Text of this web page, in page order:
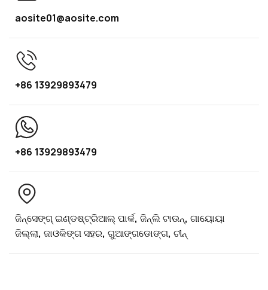
aosite01@aosite.com
+86 13929893479
+86 13929893479
ଜିନ୍ସେଙ୍ଗ୍ ଇଣ୍ଡଷ୍ଟ୍ରିଆଲ୍ ପାର୍କ, ଜିନ୍ଲି ଟାଉନ୍, ଗାୟୋୟା
ଜିଲ୍ଲା, ଜାଓକିଙ୍ଗ ସହର, ଗୁଆଙ୍ଗଡୋଙ୍ଗ, ଚୀନ୍